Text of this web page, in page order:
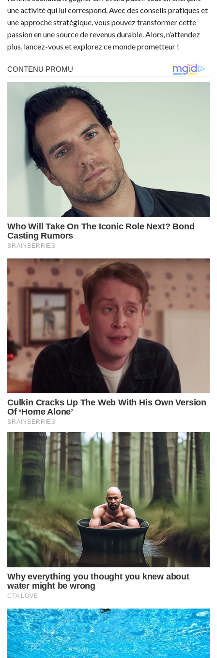
une activité qui lui correspond. Avec des conseils pratiques et
une approche stratégique, vous pouvez transformer cette
passion en une source de revenus durable. Alors, n’attendez
plus, lancez-vous et explorez ce monde prometteur !